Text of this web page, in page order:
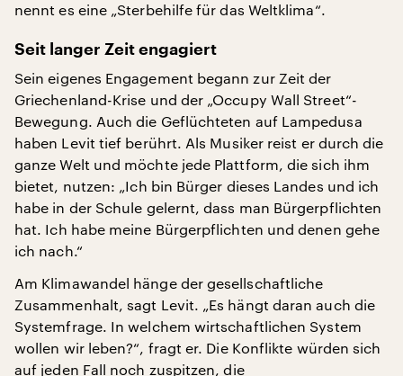
nennt es eine „Sterbehilfe für das Weltklima“.
Seit langer Zeit engagiert
Sein eigenes Engagement begann zur Zeit der
Griechenland-Krise und der „Occupy Wall Street“-
Bewegung. Auch die Geflüchteten auf Lampedusa
haben Levit tief berührt. Als Musiker reist er durch die
ganze Welt und möchte jede Plattform, die sich ihm
bietet, nutzen: „Ich bin Bürger dieses Landes und ich
habe in der Schule gelernt, dass man Bürgerpflichten
hat. Ich habe meine Bürgerpflichten und denen gehe
ich nach.“
Am Klimawandel hänge der gesellschaftliche
Zusammenhalt, sagt Levit. „Es hängt daran auch die
Systemfrage. In welchem wirtschaftlichen System
wollen wir leben?“, fragt er. Die Konflikte würden sich
auf jeden Fall noch zuspitzen, die